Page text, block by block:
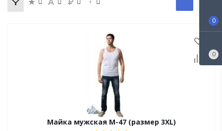
Майка мужская M-47 (размер 3XL)
0
0